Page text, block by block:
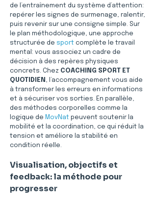
de l’entraînement du système d’attention:
repérer les signes de surmenage, ralentir,
puis revenir sur une consigne simple. Sur
le plan méthodologique, une approche
structurée de sport complète le travail
mental: vous associez un cadre de
décision à des repères physiques
concrets. Chez COACHING SPORT ET
QUOTIDIEN , l’accompagnement vous aide
à transformer les erreurs en informations
et à sécuriser vos sorties. En parallèle,
des méthodes corporelles comme la
logique de MovNat peuvent soutenir la
mobilité et la coordination, ce qui réduit la
tension et améliore la stabilité en
condition réelle.
Visualisation, objectifs et
feedback: la méthode pour
progresser